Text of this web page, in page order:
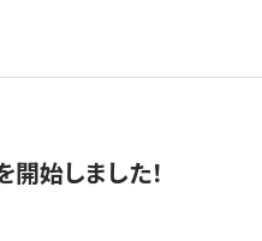
始しました！